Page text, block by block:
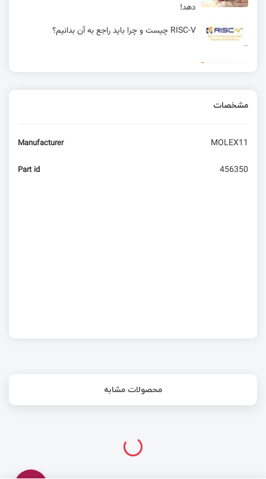
دهد!
RISC-V چیست و چرا باید راجع به آن بدانیم؟
مشخصات
Manufacturer MOLEX11
Part id 456350
محصولات مشابه